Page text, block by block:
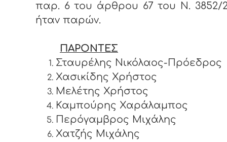
παρ. 6 του άρθρου 67 του Ν. 3852/
ήταν παρών.
ΠΑΡΟΝΤΕΣ
Σταυρέλης Νικόλαος-Πρόεδρος
Χασικίδης Χρήστος
Μελέτης Χρήστος
Καμπούρης Χαράλαμπος
Περόγαμβρος Μιχάλης
Χατζής Μιχάλης